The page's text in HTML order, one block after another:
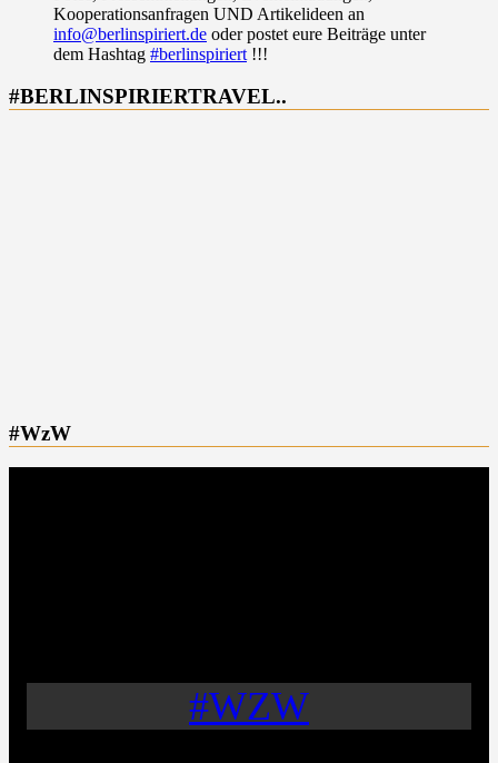
Kooperationsanfragen UND Artikelideen an
info@berlinspiriert.de oder postet eure Beiträge unter
dem Hashtag #berlinspiriert !!!
#BERLINSPIRIERTRAVEL..
#WzW
#WZW